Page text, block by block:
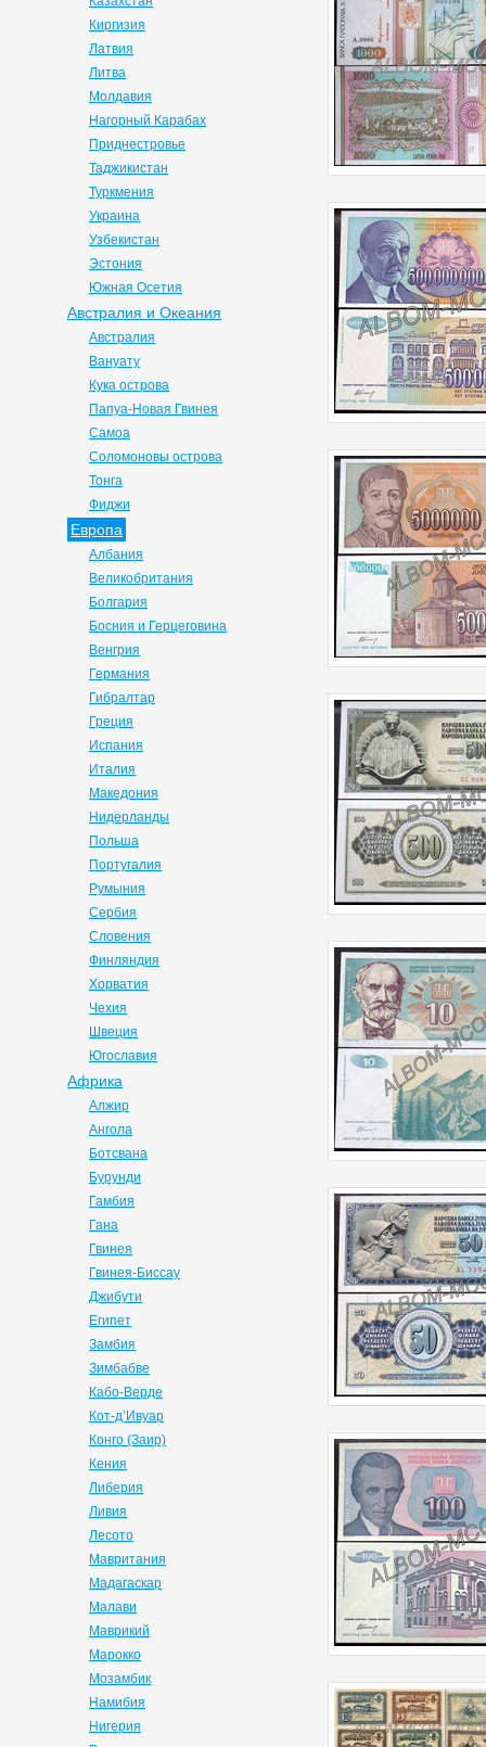
Киргизия
Латвия
Литва
Молдавия
Нагорный Карабах
Приднестровье
Таджикистан
Туркмения
Украина
Узбекистан
Эстония
Южная Осетия
Австралия и Океания
Австралия
Вануату
Кука острова
Папуа-Новая Гвинея
Самоа
Соломоновы острова
Тонга
Фиджи
Европа
Албания
Великобритания
Болгария
Босния и Герцеговина
Венгрия
Германия
Гибралтар
Греция
Испания
Италия
Македония
Нидерланды
Польша
Португалия
Румыния
Сербия
Словения
Финляндия
Хорватия
Чехия
Швеция
Югославия
Африка
Алжир
Ангола
Ботсвана
Бурунди
Гамбия
Гана
Гвинея
Гвинея-Биссау
Джибути
Египет
Замбия
Зимбабве
Кабо-Верде
Кот-д’Ивуар
Конго (Заир)
Кения
Либерия
Ливия
Лесото
Мавритания
Мадагаскар
Малави
Маврикий
Марокко
Мозамбик
Намибия
Нигерия